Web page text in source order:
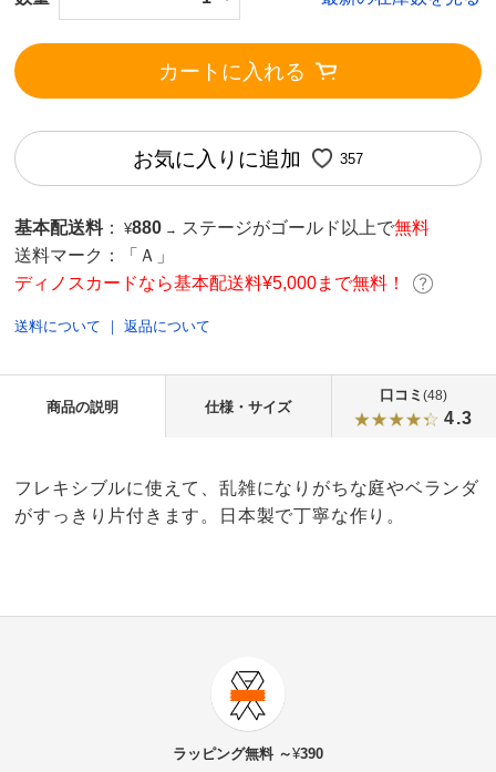
カートに入れる
お気に入りに追加 357
基本配送料 ： ¥880 → ステージがゴールド以上で無料
送料マーク：
「Ａ」
ディノスカードなら基本配送料¥5,000まで無料！
送料について ｜返品について
商品の説明 仕様・サイズ
口コミ(48)
4.3
フレキシブルに使えて、乱雑になりがちな庭やベランダ
がすっきり片付きます。日本製で丁寧な作り。
アイアン花台ラック 2個組
ラッピング無料 ～¥390